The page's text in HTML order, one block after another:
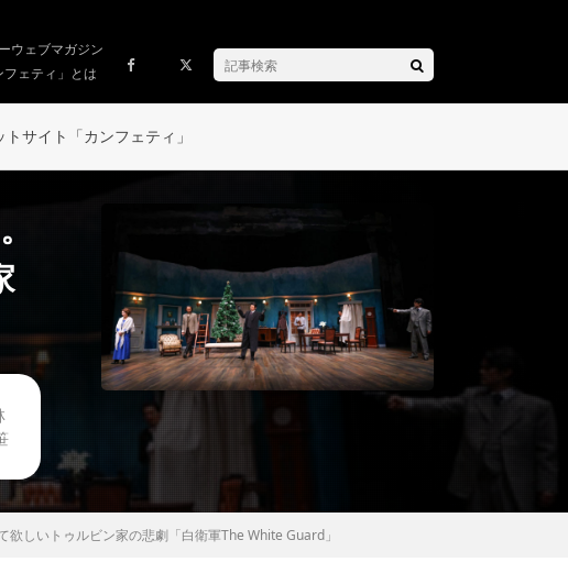
ウェブマガジン
フェティ」とは
サイト「カンフェティ」
しいトゥルビン家の悲劇「白衛軍The White Guard」